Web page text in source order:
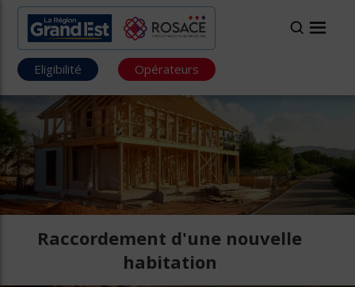
Eligibilité Opérateurs
Raccordement d'une nouvelle
habitation